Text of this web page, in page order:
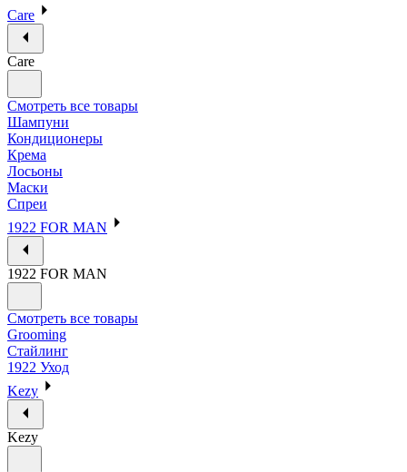
Care
Care
Смотреть все товары
Шампуни
Кондиционеры
Крема
Лосьоны
Маски
Спреи
1922 FOR MAN
1922 FOR MAN
Смотреть все товары
Grooming
Стайлинг
1922 Уход
Kezy
Kezy